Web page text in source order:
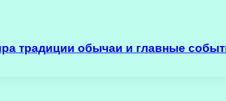
традиции обычаи и главные